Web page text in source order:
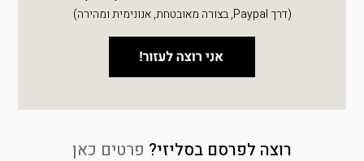
(דרך Paypal, בצורה מאובטחת, אנונימית ומהירה)
רוצה לפרסם בסליזי? פרטים כאן